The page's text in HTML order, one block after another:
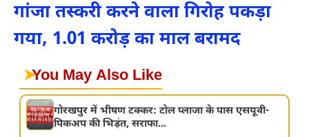
गांजा तस्करी करने वाला गिरोह पकड़ा
गया, 1.01 करोड़ का माल बरामद
➤You May Also Like
गोरखपुर में भीषण टक्कर: टोल प्लाजा के पास एसयूवी-
पिकअप की भिड़ंत, सराफा...